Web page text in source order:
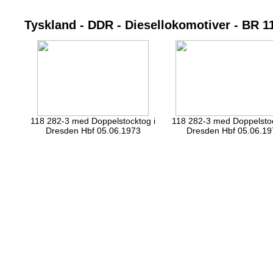
Tyskland - DDR - Diesellokomotiver - BR
118 282-3 med Doppelstocktog i
Dresden Hbf 05.06.1973
118 282-3 med
Dresden Hbf